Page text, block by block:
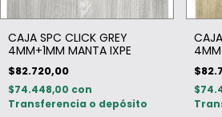
CAJA SPC CLICK GREY
4MM+1MM MANTA IXPE
$82.720,00
$74.448,00 con
Transferencia o depósito